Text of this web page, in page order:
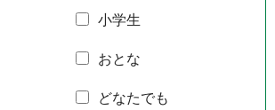
小学生
おとな
どなたでも